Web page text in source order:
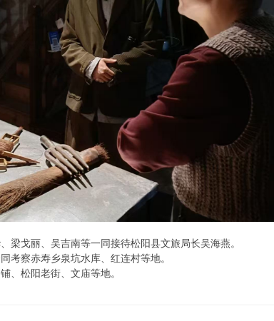
梁戈丽、吴吉南等一同接待松阳县文旅局长吴海燕。
考察赤寿乡泉坑水库、红连村等地。
、松阳老街、文庙等地。